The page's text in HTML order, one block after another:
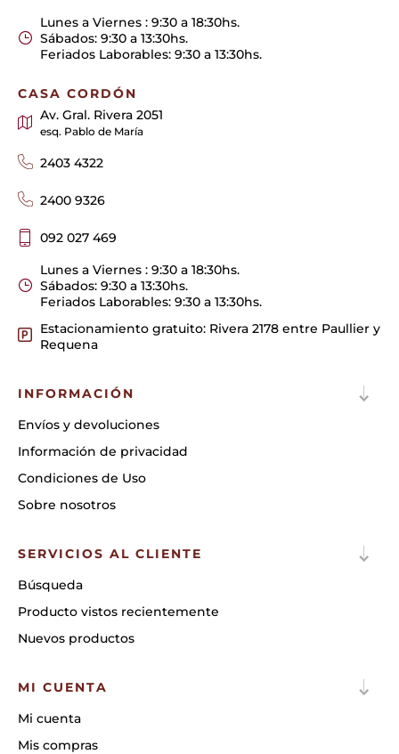
Lunes a Viernes : 9:30 a 18:30hs.
Sábados: 9:30 a 13:30hs.
Feriados Laborables: 9:30 a 13:30hs.
CASA CORDÓN
Av. Gral. Rivera 2051
esq. Pablo de María
2403 4322
2400 9326
092 027 469
Lunes a Viernes : 9:30 a 18:30hs.
Sábados: 9:30 a 13:30hs.
Feriados Laborables: 9:30 a 13:30hs.
Estacionamiento gratuito: Rivera 2178 entre Paullier y
Requena
INFORMACIÓN
Envíos y devoluciones
Información de privacidad
Condiciones de Uso
Sobre nosotros
SERVICIOS AL CLIENTE
Búsqueda
Producto vistos recientemente
Nuevos productos
MI CUENTA
Mi cuenta
Mis compras